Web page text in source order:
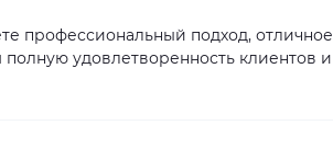
профессиональный подход, отличное
удовлетворенность клиентов и